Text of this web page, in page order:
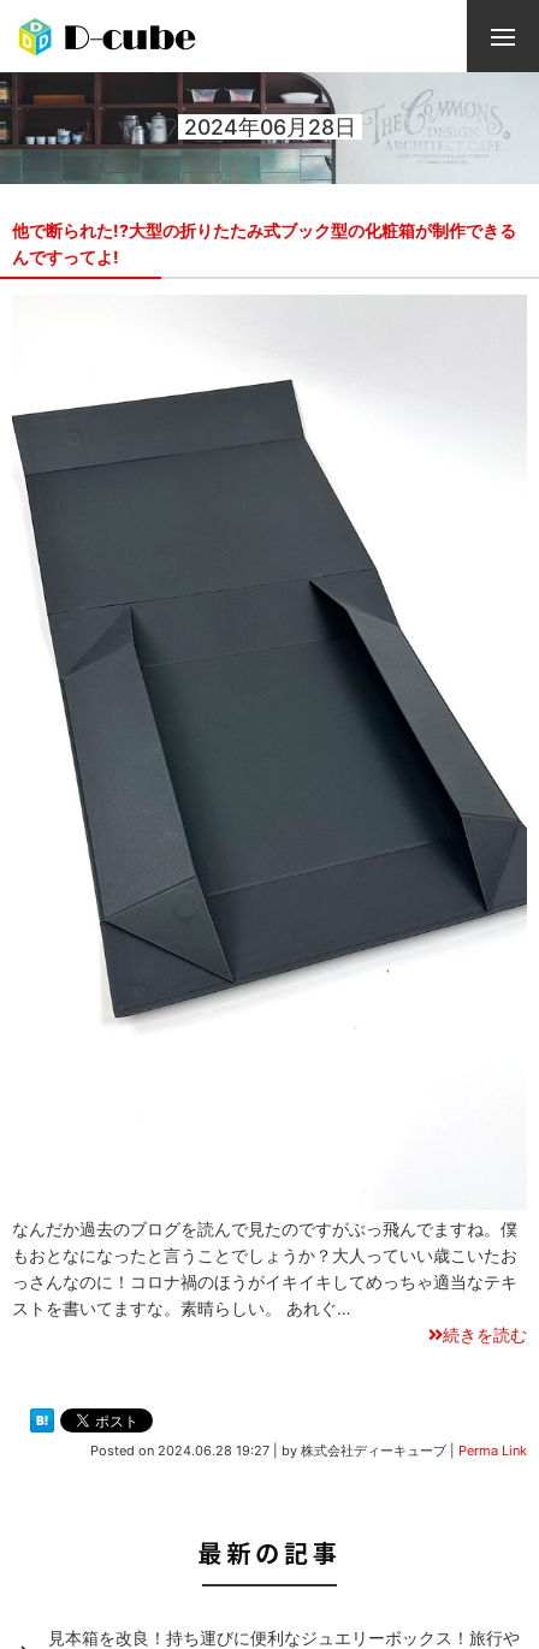
2024年06月28日
他で断られた!?大型の折りたたみ式ブック型の化粧箱が制作できる
んですってよ!
なんだか過去のブログを読んで見たのですがぶっ飛んでますね。僕
もおとなになったと言うことでしょうか？大人っていい歳こいたお
っさんなのに！コロナ禍のほうがイキイキしてめっちゃ適当なテキ
ストを書いてますな。素晴らしい。 あれぐ…
続きを読む
Posted on 2024.06.28 19:27 by 株式会社ディーキューブ Perma Link
最新の記事
見本箱を改良！持ち運びに便利なジュエリーボックス！旅行や